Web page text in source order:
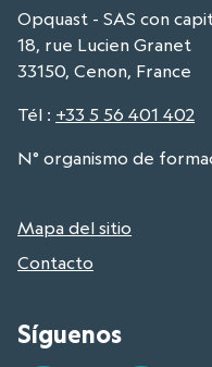
Opquast - SAS con
18, rue Lucien Granet
33150, Cenon, France
Tél : +33 5 56 401 402
N° organismo de
Mapa del sitio
Contacto
Síguenos